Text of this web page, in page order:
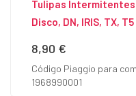
Tulipas Intermitentes
Disco, DN, IRIS, TX, T5
Precio
8,90 €
Código Piaggio para
1968990001